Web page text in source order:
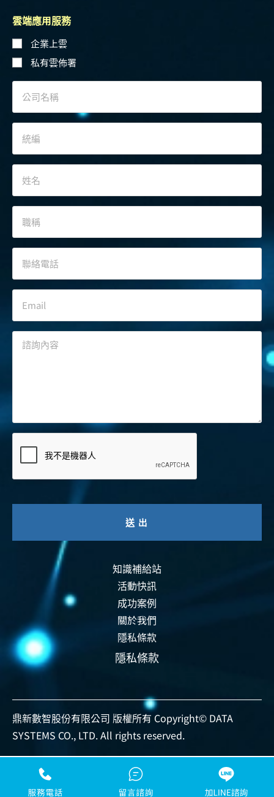
雲端應用服務
企業上雲
私有雲佈署
知識補給站
活動快訊
成功案例
關於我們
隱私條款
隱私條款
鼎新數智股份有限公司 版權所有 Copyright© DATA
SYSTEMS CO., LTD. All rights reserved.